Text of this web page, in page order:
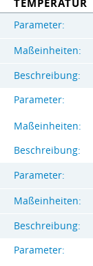
Parameter:
Maßeinheiten:
Beschreibung:
Parameter:
Maßeinheiten:
Beschreibung:
Parameter:
Maßeinheiten:
Beschreibung:
Parameter: